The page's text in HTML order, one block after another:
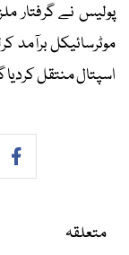
موٹرسائیکل برآمد
اسپتال منتقل
متعلقہ